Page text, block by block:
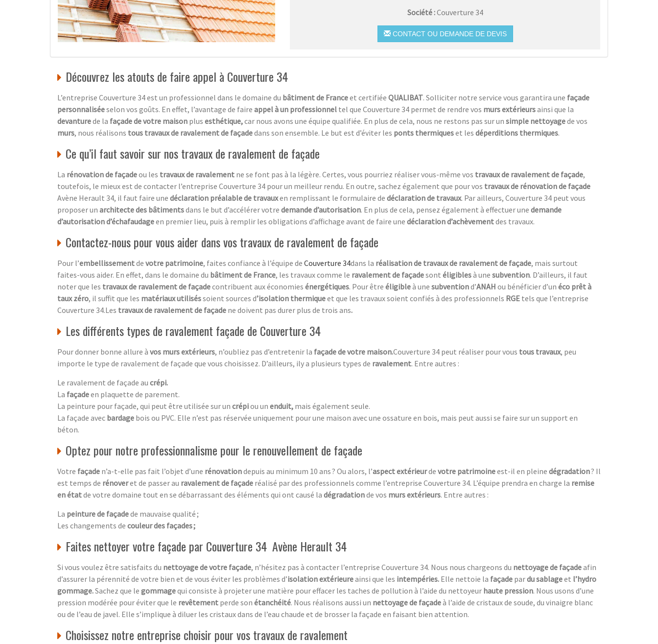
Société :Couverture 34
CONTACT OU DEMANDE DE DEVIS
Découvrez les atouts de faire appel à Couverture 34
L’entreprise Couverture 34 est un professionnel dans le domaine du bâtiment de Franceet certifiée QUALIBAT. Solliciter notre service vous garantira une façade
personnaliséeselon vos goûts. En effet, l’avantage de faire appel à un professionnel tel que Couverture 34 permet de rendre vos murs extérieursainsi que la
devanturede la façade de votre maison plus esthétique,car nous avons une équipe qualifiée. En plus de cela, nous ne restons pas sur un simple nettoyagede vos
murs, nous réalisons tous travaux de ravalement de façadedans son ensemble. Le but est d’éviter les ponts thermiqueset les déperditions thermiques.
Ce qu’il faut savoir sur nos travaux de ravalement de façade
La rénovation de façadeou les travaux de ravalement ne se font pas à la légère. Certes, vous pourriez réaliser vous-même vos travaux de ravalement de façade,
toutefois, le mieux est de contacter l’entreprise Couverture 34 pour un meilleur rendu. En outre, sachez également que pour vos travaux de rénovation de façade
Avène Herault 34, il faut faire une déclaration préalable de travauxen remplissant le formulaire de déclaration de travaux. Par ailleurs, Couverture 34 peut vous
proposer un architecte des bâtimentsdans le but d’accélérer votre demande d’autorisation. En plus de cela, pensez également à effectuer une demande
d’autorisation d’échafaudageen premier lieu, puis à remplir les obligations d’affichage avant de faire une déclaration d’achèvementdes travaux.
Contactez-nous pour vous aider dans vos travaux de ravalement de façade
Pour l’embellissementde votre patrimoine, faites confiance à l’équipe de Couverture 34dans la réalisation de travaux de ravalement de façade, mais surtout
faites-vous aider. En effet, dans le domaine du bâtiment de France, les travaux comme le ravalement de façadesont éligiblesà une subvention. D’ailleurs, il faut
noter que les travaux de ravalement de façadecontribuent aux économies énergétiques. Pour être éligibleà une subventiond’ANAH ou bénéficier d’un éco prêt à
taux zéro, il suffit que les matériaux utiliséssoient sources d’isolation thermiqueet que les travaux soient confiés à des professionnels RGE tels que l’entreprise
Couverture 34.Les travaux de ravalement de façade ne doivent pas durer plus de trois ans.
Les différents types de ravalement façade de Couverture 34
Pour donner bonne allure à vos murs extérieurs, n’oubliez pas d’entretenir la façade de votre maison.Couverture 34 peut réaliser pour vous tous travaux, peu
importe le type de ravalement de façade que vous choisissez. D’ailleurs, ily a plusieurs types de ravalement. Entre autres :
Le ravalement de façade au crépi.
La façadeen plaquette de parement.
La peinture pour façade, qui peut être utilisée sur un crépiou un enduit, mais également seule.
La façade avec bardage bois ou PVC. Elle n’est pas réservée uniquement pour une maison avec une ossature en bois, mais peut aussi se faire sur un support en
béton.
Optez pour notre professionnalisme pour le renouvellement de façade
Votre façade n’a-t-elle pas fait l’objet d’une rénovationdepuis au minimum 10 ans ? Ou alors, l’aspect extérieurde votre patrimoineest-il en pleine dégradation? Il
est temps de rénoveret de passer au ravalement de façade réalisé par des professionnels comme l’entreprise Couverture 34. L’équipe prendra en charge la remise
en étatde votre domaine tout en se débarrassant des éléments qui ont causé la dégradationde vos murs extérieurs. Entre autres :
La peinture de façadede mauvaise qualité ;
Les changements de couleur des façades ;
Faites nettoyer votre façade par Couverture 34 Avène Herault 34
Si vous voulez être satisfaits du nettoyage de votre façade, n’hésitez pas à contacter l’entreprise Couverture 34. Nous nous chargeons du nettoyage de façadeafin
d’assurer la pérennité de votre bien et de vous éviter les problèmes d’isolation extérieureainsi que les intempéries. Elle nettoie la façade pardu sablageet l’hydro
gommage.Sachez que le gommagequi consiste à projeter une matière pour effacer les taches de pollution à l’aide du nettoyeur haute pression. Nous usons d’une
pression modérée pour éviter que le revêtement perde son étanchéité. Nous réalisons aussi un nettoyage de façadeà l’aide de cristaux de soude, du vinaigre blanc
ou de l’eau de javel. Elle s’implique à diluer les cristaux dans de l’eau chaude et de brosser la façade en faisant bien attention.
Choisissez notre entreprise choisir pour vos travaux de ravalement